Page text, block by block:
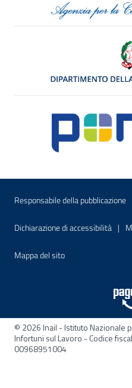
Menu di servizio
Responsabile della pubblicazione
Dichiarazione di accessibilità
Mappa del sitoSito interno - Apre
© 2026 Inail - Istituto Nazionale
Infortuni sul Lavoro - Codice
00968951004